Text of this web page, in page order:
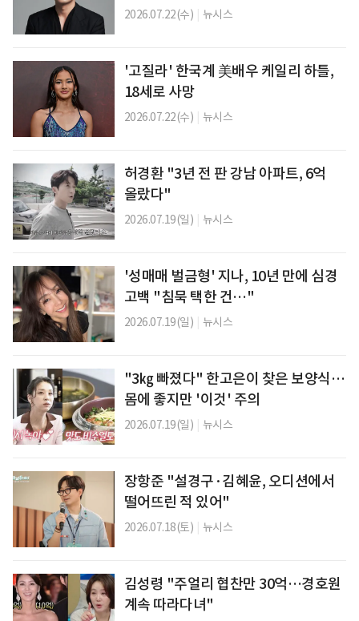
2026.07.22(수) 뉴시스
'고질라' 한국계 美배우 케일리 하틀,
18세로 사망
2026.07.22(수) 뉴시스
허경환 "3년 전 판 강남 아파트, 6억
올랐다"
2026.07.19(일) 뉴시스
'성매매 벌금형' 지나, 10년 만에 심경
고백 "침묵 택한 건…"
2026.07.19(일) 뉴시스
"3㎏ 빠졌다" 한고은이 찾은 보양식…
몸에 좋지만 '이것' 주의
2026.07.19(일) 뉴시스
장항준 "설경구·김혜윤, 오디션에서
떨어뜨린 적 있어"
2026.07.18(토) 뉴시스
김성령 "주얼리 협찬만 30억…경호원
계속 따라다녀"